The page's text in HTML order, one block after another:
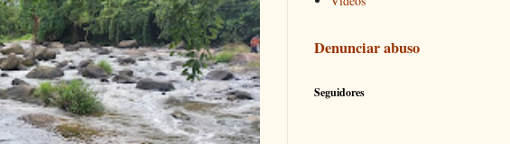
Denunciar abuso
Seguidores